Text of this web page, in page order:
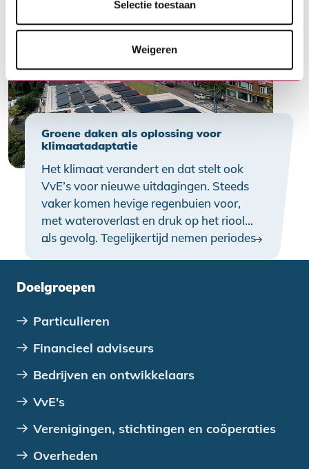
Selectie toestaan
Weigeren
Groene daken als oplossing voor
klimaatadaptatie
Het klimaat verandert en dat stelt ook
VvE’s voor nieuwe uitdagingen. Steeds
vaker komen hevige regenbuien voor,
met wateroverlast en druk op het riool
als gevolg. Tegelijkertijd nemen periodes
veranderingen – wordt daarom steeds
appartementencomplex biedt kansen.
…
Doelgroepen
Particulieren
Financieel adviseurs
Bedrijven en ontwikkelaars
VvE's
Verenigingen, stichtingen en coöperaties
Overheden